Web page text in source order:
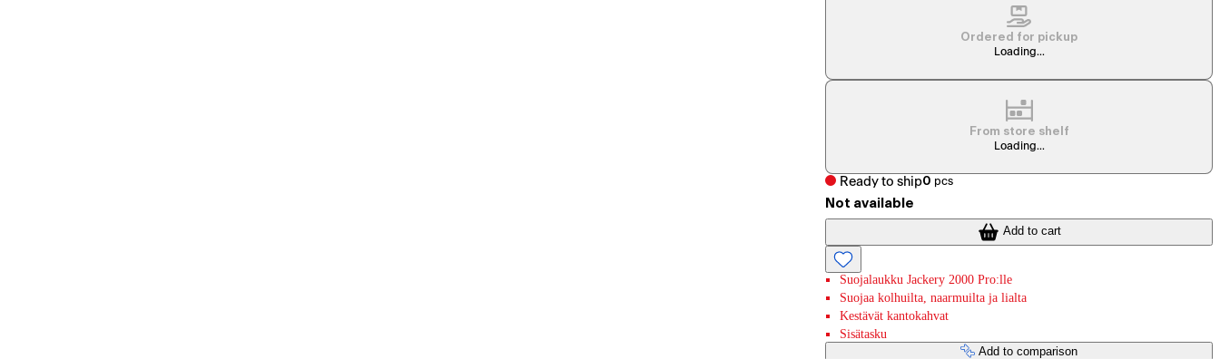
Ordered for pickup
Loading...
From store shelf
Loading...
Ready to ship0 pcs
Not available
Add to cart
Suojalaukku Jackery 2000 Pro:lle
Suojaa kolhuilta, naarmuilta ja lialta
Kestävät kantokahvat
Sisätasku
Add to comparison